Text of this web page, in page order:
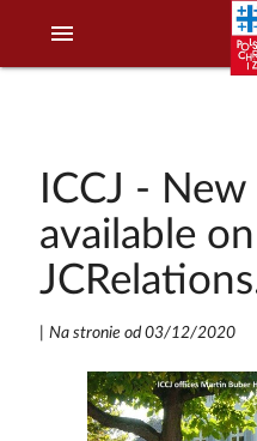
menu
ICCJ -
available on
Na stronie od 03/12/2020